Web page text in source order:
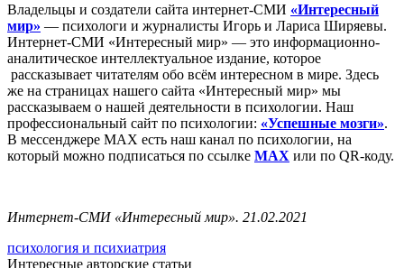
Владельцы и создатели сайта интернет-СМИ «Интересный
мир» — психологи и журналисты Игорь и Лариса Ширяевы.
Интернет-СМИ «Интересный мир» — это информационно-
аналитическое интеллектуальное издание, которое
рассказывает читателям обо всём интересном в мире. Здесь
же на страницах нашего сайта «Интересный мир» мы
рассказываем о нашей деятельности в психологии. Наш
профессиональный сайт по психологии: «Успешные мозги».
В мессенджере MAX есть наш канал по психологии, на
который можно подписаться по ссылке MAX или по QR-коду.
Интернет-СМИ «Интересный мир». 21.02.2021
психология и психиатрия
Интересные авторские статьи